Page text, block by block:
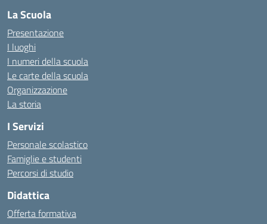
La Scuola
Presentazione
I luoghi
I numeri della scuola
Le carte della scuola
Organizzazione
La storia
I Servizi
Personale scolastico
Famiglie e studenti
Percorsi di studio
Didattica
Offerta formativa